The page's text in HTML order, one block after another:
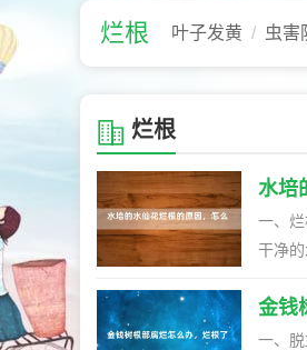
烂根 叶子发黄 虫害
烂根
水培
一、烂根的原因 1、长时间不换水：水仙花
干净
多，
凉爽的
金钱
一、